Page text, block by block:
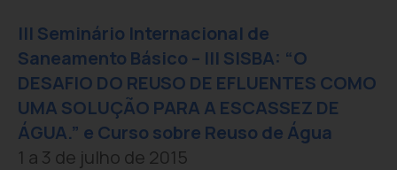
III Seminário Internacional de
Saneamento Básico – III SISBA: “O
DESAFIO DO REUSO DE EFLUENTES COMO
UMA SOLUÇÃO PARA A ESCASSEZ DE
ÁGUA.” e Curso sobre Reuso de Água
1 a 3 de julho de 2015